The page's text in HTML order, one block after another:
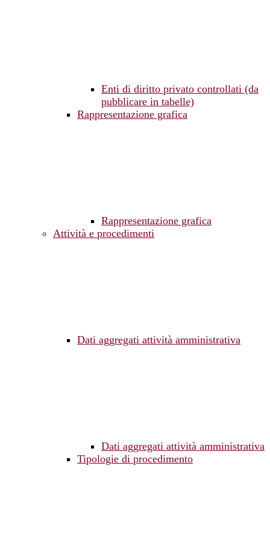
Enti di diritto privato controllati (da
pubblicare in tabelle)
Rappresentazione grafica
Rappresentazione grafica
Attività e procedimenti
Dati aggregati attività amministrativa
Dati aggregati attività amministrativa
Tipologie di procedimento